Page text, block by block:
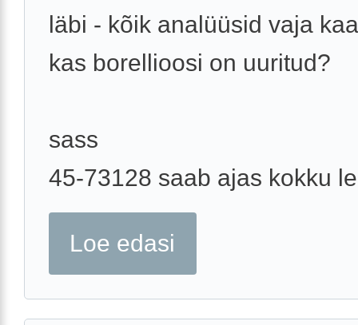
läbi - kõik analüüsid vaja
kas borellioosi on uuritud?
sass
45-73128 saab ajas kokku
Loe edasi